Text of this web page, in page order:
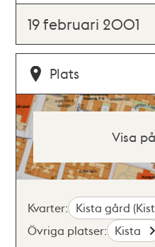
19 februari 2001
Plats
Visa
Kvarter: Kista gård
Övriga platser: Kista